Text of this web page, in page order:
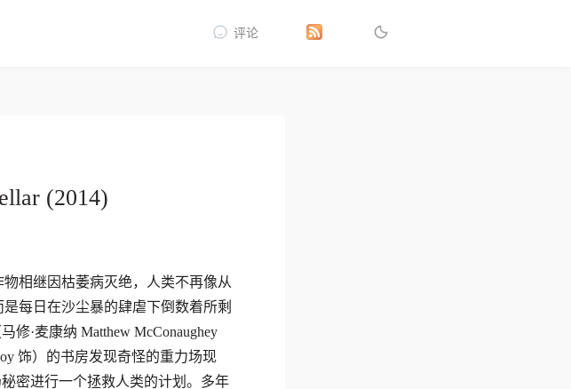
评论
(2014)
相继因枯萎病灭绝，人类不再像从
每日在沙尘暴的肆虐下倒数着所剩
·麦康纳 Matthew McConaughey
饰）的书房发现奇怪的重力场现
密进行一个拯救人类的计划。多年